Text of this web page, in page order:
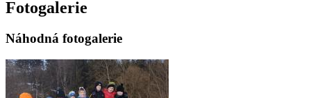
Fotogalerie
Náhodná fotogalerie